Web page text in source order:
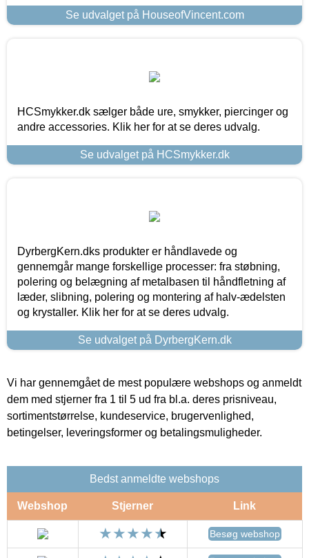
Se udvalget på HouseofVincent.com
HCSmykker.dk sælger både ure, smykker, piercinger og
andre accessories. Klik her for at se deres udvalg.
Se udvalget på HCSmykker.dk
DyrbergKern.dks produkter er håndlavede og
gennemgår mange forskellige processer: fra støbning,
polering og belægning af metalbasen til håndfletning af
læder, slibning, polering og montering af halv-ædelsten
og krystaller. Klik her for at se deres udvalg.
Se udvalget på DyrbergKern.dk
Vi har gennemgået de mest populære webshops og anmeldt
dem med stjerner fra 1 til 5 ud fra bl.a. deres prisniveau,
sortimentstørrelse, kundeservice, brugervenlighed,
betingelser, leveringsformer og betalingsmuligheder.
Bedst anmeldte webshops
Webshop Stjerner Link
Besøg webshop